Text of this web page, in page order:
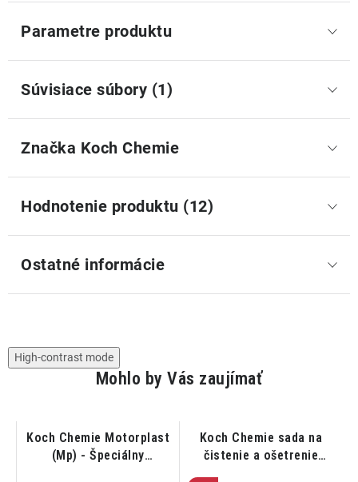
Parametre produktu
Súvisiace súbory (1)
Značka Koch Chemie
Hodnotenie produktu (12)
Ostatné informácie
High-contrast mode
Mohlo by Vás zaujímať
Koch Chemie Motorplast
(Mp) - Špeciálny
Koch Chemie sada na
čistenie a ošetrenie